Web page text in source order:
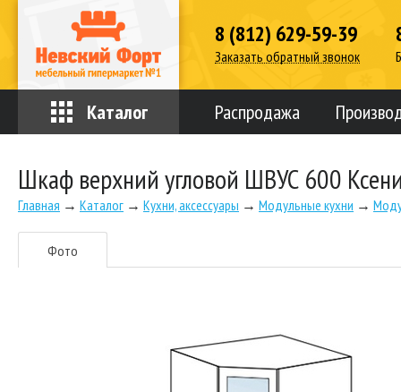
8 (812) 629-59-39
Заказать обратный звонок
Каталог Распродажа
Шкаф верхний угловой ШВУС 600
Главная → Каталог → Кухни, аксессуары → Модульные кухни →
Фото